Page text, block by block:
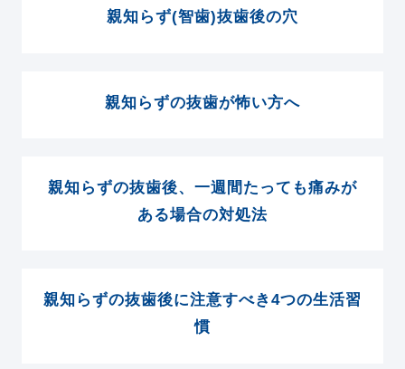
親知らず(智歯)抜歯後の穴
親知らずの抜歯が怖い方へ
親知らずの抜歯後、一週間たっても痛みが
ある場合の対処法
親知らずの抜歯後に注意すべき4つの生活習
慣